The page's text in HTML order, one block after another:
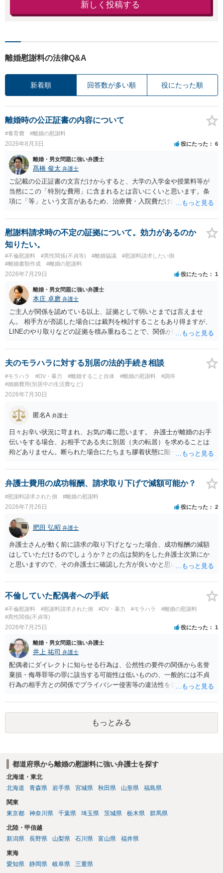
新しく投稿する
離婚慰謝料の法律Q&A
新着順 回答数が多い順 役にたった順
離婚時の公正証書の内容について
#養育費 #離婚の慰謝料
2026年8月3日 役にたった 6
離婚・男女問題に強い弁護士
髙橋 俊太 弁護士
ご記載の公正証書の文言だけからすると、大学の入学金や授業料等が
当然にこの「特別な費用」に含まれるとは言いにくいと思います。条
項に「等」という文言があるため、治療費・入院費だけに限定される
れていますので、通常は、病気や事故によって臨時に必要となった医
療費その他これに類する特別支出を念頭に置いた条項と読むのが自然
です。したがって、大学の入学金、授業料、受験費用などの教育費に
ついてまで、「この条項があるから当然に半額を請求できる」とまで
は言いにくいと思われます。なお、通常、大学進学費用をどこまで負
担すべきかについては、離婚時の合意内容のほか、子どもの年齢、大
や費用などを踏まえて個別に検討することになります。公正証書の他
の条項において、養育費の終期についてどのように定められている
か、大学進学に関する定めの有無、「教育費」「進学費用」に関する
定めの有無等について確認する必要があると考えられます。
慰謝料請求時の不定の証拠について。効力があるのか
知りたい。
#不倫慰謝料 #異性関係(不貞等) #離婚協議
#慰謝料請求したい側
#離婚書類作成
#離婚の慰謝料
2026年7月29日 役にたった 1
離婚・男女問題に強い弁護士
本庄 卓磨 弁護士
ご主人が関係を認めている以上、証拠として弱いとまでは言えませ
ん。 相手方が否認した場合には裁判を検討することもあり得ますが、
LINEのやり取りなどの証拠を積み重ねることで、関係が認定される余
個別の事情によりますので、お早めに弁護士に相談されることをおす
すめします。
夫のモラハラに対する別居の法的手続き相談
#モラハラ #DV・暴力 #離婚すること自体 #離婚の慰謝料
#調停
#婚姻費用(別居中の生活費など)
2026年7月30日
匿名A 弁護士
日々お辛い状況に苛まれ、お気の毒に思います。 弁護士が離婚のお手
伝いをする場合、お相手である夫に別居（夫の転居）を求めることは
殆どありません。断られた場合にたちまち膠着状態に陥ってしまうの
高いためです。 実務的には、ご相談者さまが転居する形で離婚協議等
を進める選択を採らざるを得ないことが圧倒的多数です。
弁護士費用の成功報酬、請求取り下げで減額可能か？
#慰謝料請求された側 #離婚の慰謝料
2026年7月26日 役にたった 2
肥田 弘昭 弁護士
弁護士さんが動く前に請求の取り下げとなった場合、成功報酬の減額
はしていただけるのでしょうか？との点は契約をした弁護士次第にか
と思いますので、その弁護士に確認した方が良いかと思います。ご参
不倫していた配偶者への手紙
#不倫慰謝料 #慰謝料請求された側 #DV・暴力 #モラハラ
#離婚の慰謝料
#異性関係(不貞等)
2026年7月25日 役にたった 1
離婚・男女問題に強い弁護士
井上 祐司 弁護士
配偶者にダイレクトに知らせる行為は、公然性の要件の関係から名誉
棄損・侮辱罪等の罪に該当する可能性は低いものの、一般的には不貞
行為の相手方との関係でプライバシー侵害等の違法性を含む行為で
ため、弁護士としては推奨しないことが一般的かと思います。
もっとみる
都道府県から離婚の慰謝料に強い弁護士を探す
北海道・東北
北海道
青森県 岩手県 宮城県 秋田県 山形県 福島県
関東
東京都
神奈川県 千葉県 埼玉県 茨城県 栃木県 群馬県
北陸・甲信越
新潟県
長野県 山梨県 石川県 富山県 福井県
東海
愛知県
静岡県 岐阜県 三重県